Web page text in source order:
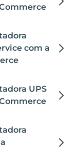
com a
UPS